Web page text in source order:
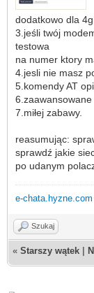
dodatkowo dla
3.jeśli twój
testowa
na numer ktory
4.jesli nie masz
5.komendy AT
7.miłej zabawy.
reasumując:
sprawdź jakie
po udanym
e-chata.hyzne.com
Szukaj
« Starszy wątek